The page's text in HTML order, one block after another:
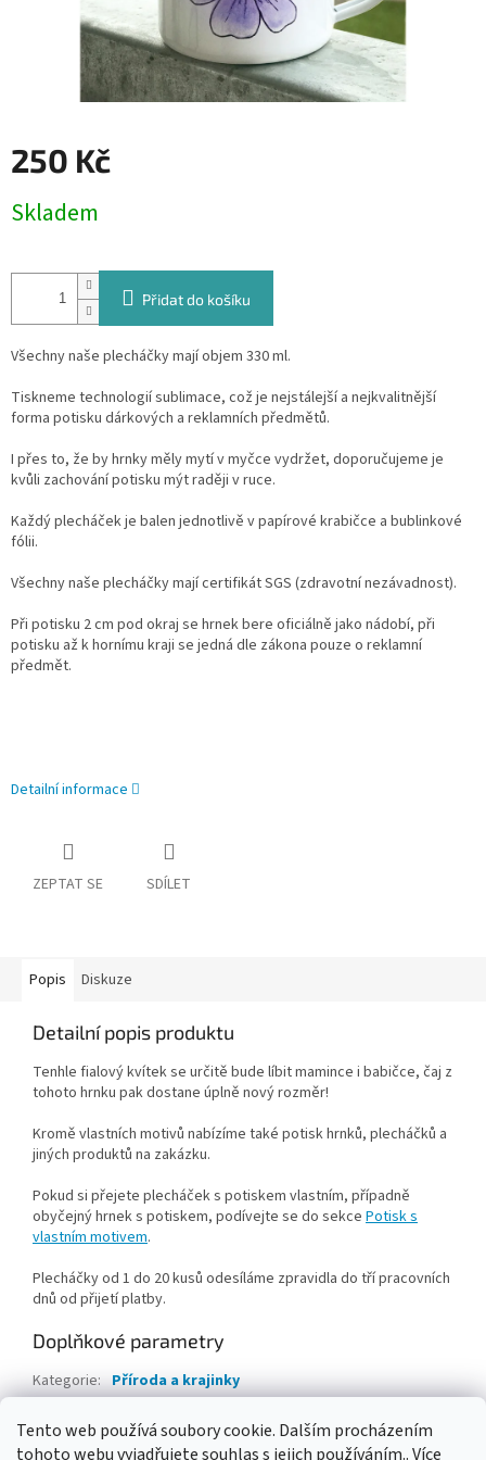
Tento web používá soubory cookie. Dalším procházením
tohoto webu vyjadřujete souhlas s jejich používáním.. Více
250 Kč
cena:
Skladem
Přidat do košíku
Všechny naše plecháčky mají objem 330 ml.
Tiskneme technologií sublimace, což je nejstálejší a nejkvalitnější
forma potisku dárkových a reklamních předmětů.
I přes to, že by hrnky měly mytí v myčce vydržet, doporučujeme je
kvůli zachování potisku mýt raději v ruce.
Každý plecháček je balen jednotlivě v papírové krabičce a bublinkové
fólii.
Všechny naše plecháčky mají certifikát SGS (zdravotní nezávadnost).
Při potisku 2 cm pod okraj se hrnek bere oficiálně jako nádobí, při
potisku až k hornímu kraji se jedná dle zákona pouze o reklamní
předmět.
Detailní informace
ZEPTAT SE SDÍLET
Popis Diskuze
Detailní popis produktu
Tenhle fialový kvítek se určitě bude líbit mamince i babičce, čaj z
tohoto hrnku pak dostane úplně nový rozměr!
Kromě vlastních motivů nabízíme také potisk hrnků, plecháčků a
jiných produktů na zakázku.
Pokud si přejete plecháček s potiskem vlastním, případně
obyčejný hrnek s potiskem, podívejte se do sekce Potisk s
vlastním motivem.
Plecháčky od 1 do 20 kusů odesíláme zpravidla do tří pracovních
dnů od přijetí platby.
Doplňkové parametry
Kategorie: Příroda a krajinky
Hmotnost
0.16 kg